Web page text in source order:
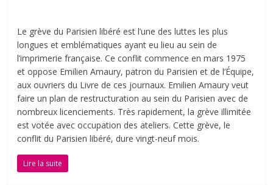
Le grève du Parisien libéré est l’une des luttes les plus
longues et emblématiques ayant eu lieu au sein de
l’imprimerie française. Ce conflit commence en mars 1975
et oppose Emilien Amaury, patron du Parisien et de l’Équipe,
aux ouvriers du Livre de ces journaux. Emilien Amaury veut
faire un plan de restructuration au sein du Parisien avec de
nombreux licenciements. Très rapidement, la grève illimitée
est votée avec occupation des ateliers. Cette grève, le
conflit du Parisien libéré, dure vingt-neuf mois.
Lire la suite